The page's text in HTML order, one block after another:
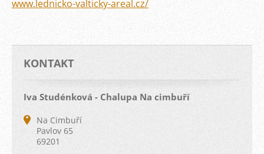
www.lednicko-valticky-areal.cz/
KONTAKT
Iva Studénková - Chalupa Na cimbuří
Na Cimbuří
Pavlov 65
69201